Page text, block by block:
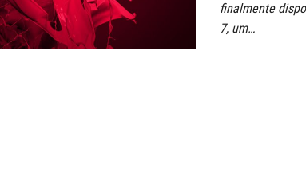
finalmente
7, um…